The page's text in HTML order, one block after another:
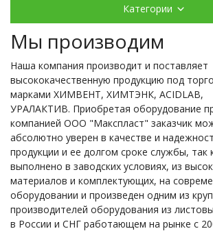
Категории
Мы производим
Наша компания производит и поставляет
высококачественную продукцию под
марками ХИМВЕНТ, ХИМТЭНК, ACIDLAB,
УРАЛАКТИВ. Приобретая оборудование
компанией ООО "Макспласт" заказчик
абсолютно уверен в качестве и
продукции и ее долгом сроке службы, так
выполнено в заводских условиях, из
материалов и комплектующих, на
оборудовании и произведен одним из
производителей оборудования из
в России и СНГ работающем на рынке с